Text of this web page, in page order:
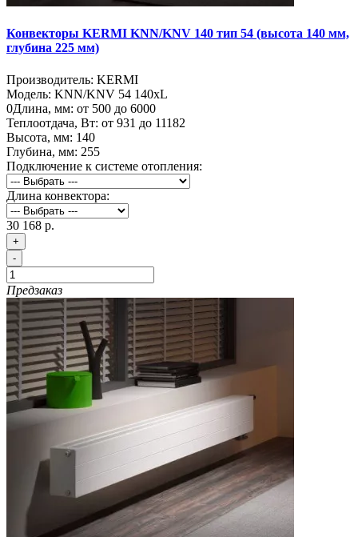
Конвекторы KERMI KNN/KNV 140 тип 54 (высота 140 мм,
глубина 225 мм)
Производитель: KERMI
Модель: KNN/KNV 54 140хL
0Длина, мм: от 500 до 6000
Теплоотдача, Вт: от 931 до 11182
Высота, мм: 140
Глубина, мм: 255
Подключение к системе отопления:
Длина конвектора:
30 168 р.
+
-
Предзаказ